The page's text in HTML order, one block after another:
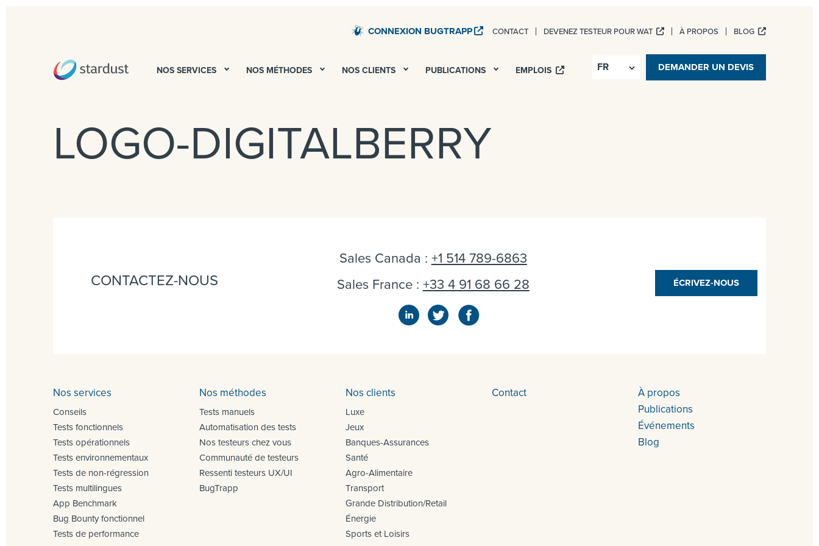
CONNEXION BUGTRAPP CONTACT DEVENEZ TESTEUR POUR WAT À PROPOS BLOG
NOS SERVICES
NOS MÉTHODES NOS CLIENTS PUBLICATIONS EMPLOIS DEMANDER UN DEVIS
LOGO-DIGITALBERRY
CONTACTEZ-NOUS
Sales Canada : +1 514 789-6863
Sales France : +33 4 91 68 66 28 ÉCRIVEZ-NOUS
Nos services
Conseils
Tests fonctionnels
Tests opérationnels
Tests environnementaux
Tests de non-régression
Tests multilingues
App Benchmark
Bug Bounty fonctionnel
Tests de performance
Nos méthodes
Tests manuels
Automatisation des tests
Nos testeurs chez vous
Communauté de testeurs
Ressenti testeurs UX/UI
BugTrapp
Nos clients
Luxe
Jeux
Banques-Assurances
Santé
Agro-Alimentaire
Transport
Grande Distribution/Retail
Énergie
Sports et Loisirs
Contact
À propos
Publications
Événements
Blog